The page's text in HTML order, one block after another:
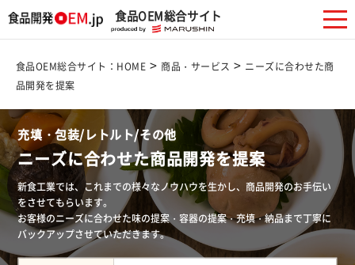
食品OEM総合サイト
食品OEM総合サイト：HOME > 商品・サービス > ニーズに合わせた商
品開発を提案
充填・包装/レトルト/その他
ニーズに合わせた商品開発を提案
新食工業では、これまでの様々なノウハウを生かし、商品開発のお手伝い
をさせてもらいます。
お客様のニーズに合わせた味の提案・容器の提案・充填・納品まで丁寧に
バックアップさせていただきます。